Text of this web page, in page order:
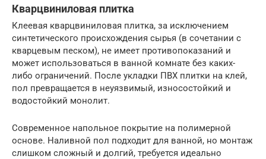
Кварцвиниловая плитка
Клеевая кварцвиниловая плитка, за исключением
синтетического происхождения сырья (в сочетании с
кварцевым песком), не имеет противопоказаний и
может использоваться в ванной комнате без каких-
либо ограничений. После укладки ПВХ плитки на клей,
пол превращается в неуязвимый, износостойкий и
водостойкий монолит.
Современное напольное покрытие на полимерной
основе. Наливной пол подходит для ванной, но монтаж
слишком сложный и долгий, требуется идеально